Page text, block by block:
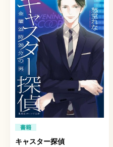
書籍
キャスター探偵